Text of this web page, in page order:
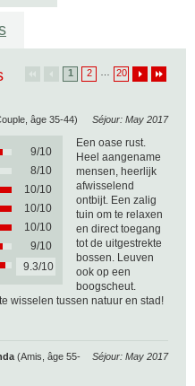
1 2 20
Séjour: May 2017
âge 35-44)
9/10
8/10
10/10
10/10
10/10
9/10
9.3/10
Een oase rust.
Heel aangename
mensen, heerlijk
afwisselend
ontbijt. Een zalig
tuin om te relaxen
en direct toegang
tot de uitgestrekte
bossen. Leuven
ook op een
boogscheut.
wisselen tussen natuur en stad!
Séjour: May 2017
(Amis, âge 55-